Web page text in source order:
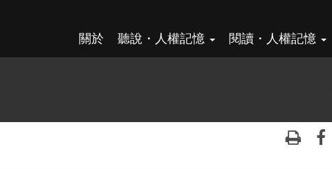
關於 聽說・人權記憶 閱讀・人權記憶